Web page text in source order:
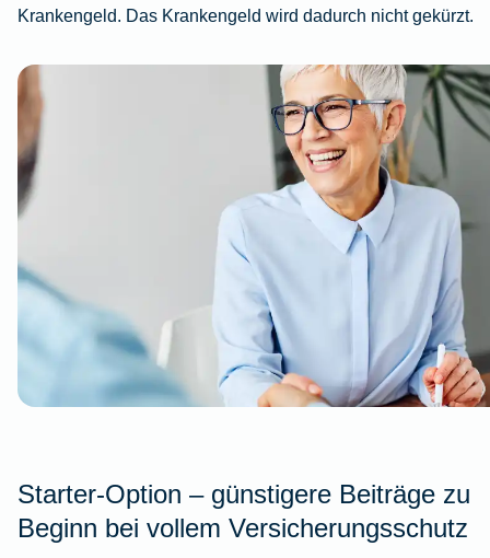
Krankengeld. Das Krankengeld wird dadurch nicht gekürzt.
Starter-Option – günstigere Beiträge zu
Beginn bei vollem Versicherungsschutz